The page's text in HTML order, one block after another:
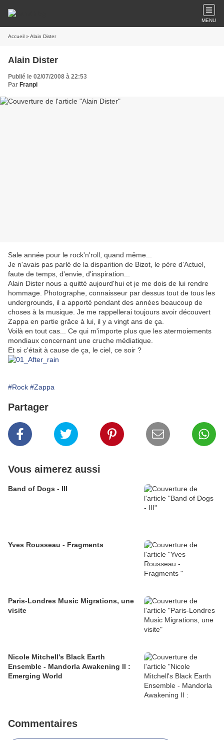
MENU
Accueil » Alain Dister
Alain Dister
Publié le 02/07/2008 à 22:53
Par Franpi
Sale année pour le rock'n'roll, quand même...
Je n'avais pas parlé de la disparition de Bizot, le père d'Actuel,
faute de temps, d'envie, d'inspiration...
Alain Dister nous a quitté aujourd'hui et je me dois de lui rendre
hommage. Photographe, connaisseur par dessus tout de tous les
undergrounds, il a apporté pendant des années beaucoup de
choses à la musique. Je me rappellerai toujours avoir découvert
Zappa en partie grâce à lui, il y a vingt ans de ça.
Voilà en tout cas... Ce qui m'importe plus que les atermoiements
mondiaux concernant une cruche médiatique.
Et si c'était à cause de ça, le ciel, ce soir ?
#Rock #Zappa
Partager
Vous aimerez aussi
Band of Dogs - III
Yves Rousseau - Fragments
Paris-Londres Music Migrations, une
visite
Nicole Mitchell's Black Earth
Ensemble - Mandorla Awakening II :
Emerging World
Commentaires